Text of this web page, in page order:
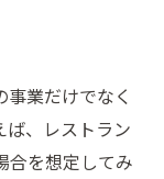
業だけでなく
ば、レストラン
合を想定してみ